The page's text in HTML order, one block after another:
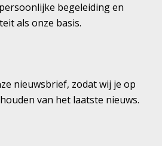
begeleiding en
als onze basis.
nieuwsbrief, zodat wij je op
van het laatste nieuws.